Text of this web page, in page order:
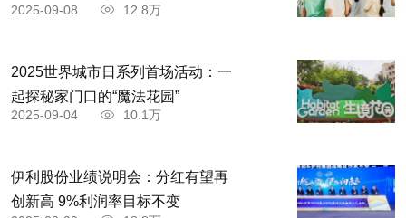
2025-09-08 12.8万
2025世界城市日系列首场活动：一
起探秘家门口的“魔法花园”
2025-09-04 10.1万
伊利股份业绩说明会：分红有望再
创新高 9%利润率目标不变